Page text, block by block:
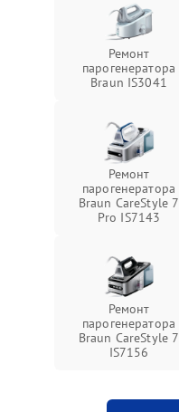
Ремонт
парогенератора
Braun IS3041
Ремонт
парогенератора
Braun CareStyle 7
Pro IS7143
Ремонт
парогенератора
Braun CareStyle 7
IS7156